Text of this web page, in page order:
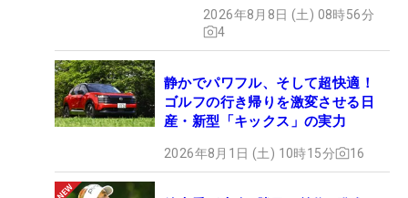
2026年8月8日 (土) 08時56分
4
静かでパワフル、そして超快適！
ゴルフの行き帰りを激変させる日
産・新型「キックス」の実力
2026年8月1日 (土) 10時15分 16